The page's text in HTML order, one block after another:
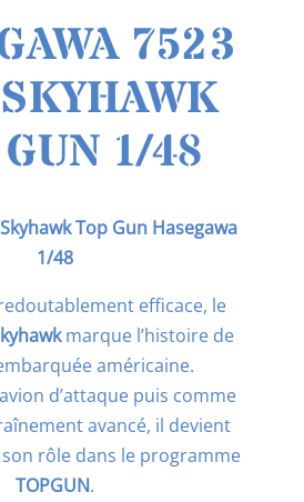
7523
1/48
Top Gun Hasegawa
1/48
efficace, le
marque l’histoire de
américaine.
d’attaque puis comme
avancé, il devient
rôle dans le programme
TOPGUN.